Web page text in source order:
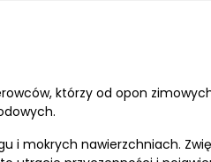
którzy od opon
i mokrych nawierzchniach.